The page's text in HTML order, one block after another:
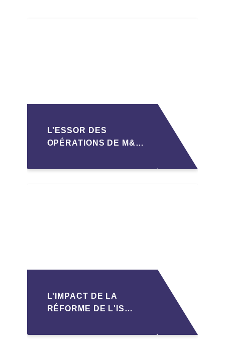
L'ESSOR DES
OPÉRATIONS DE M&A
MAROC EN 2026 :
L'IMPACT DE LA
RÉFORME DE L'IS
TRANSMISSION DES